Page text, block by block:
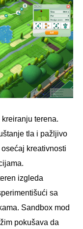
terena.
tla i pažljivo
kreativnosti
izgleda
sa
Sandbox mod
pokušava da